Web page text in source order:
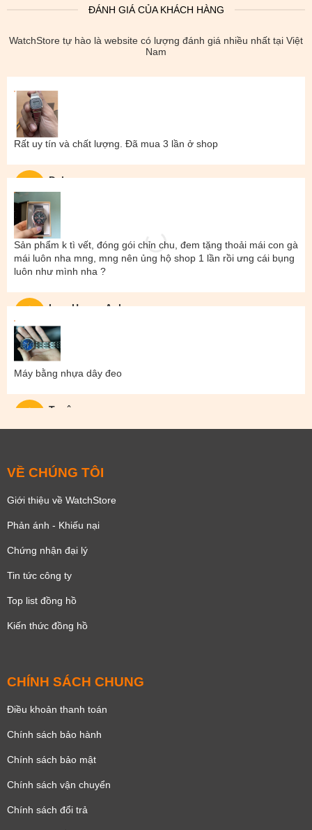
ĐÁNH GIÁ CỦA KHÁCH HÀNG
WatchStore tự hào là website có lượng đánh giá nhiều nhất tại Việt
Nam
Đal
Rất uy tín và chất lượng. Đã mua 3 lần ở shop
Lam Hoang Anh
Sản phẩm k tì vết, đóng gói chỉn chu, đem tặng thoải mái con gà
mái luôn nha mng, mng nên ủng hộ shop 1 lần rồi ưng cái bụng
luôn như mình nha ?
Tuyên
Máy bằng nhựa dây đeo
VỀ CHÚNG TÔI
Giới thiệu về WatchStore
Phản ánh - Khiếu nại
Chứng nhận đại lý
Tin tức công ty
Top list đồng hồ
Kiến thức đồng hồ
CHÍNH SÁCH CHUNG
Điều khoản thanh toán
Chính sách bảo hành
Chính sách bảo mật
Chính sách vận chuyển
Chính sách đổi trả